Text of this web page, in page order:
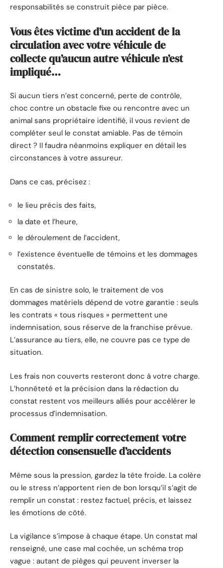
responsabilités se construit pièce par pièce.
Vous êtes victime d’un accident de la
circulation avec votre véhicule de
collecte qu’aucun autre véhicule n’est
impliqué…
Si aucun tiers n’est concerné, perte de contrôle,
choc contre un obstacle fixe ou rencontre avec un
animal sans propriétaire identifié, il vous revient de
compléter seul le constat amiable. Pas de témoin
direct ? Il faudra néanmoins expliquer en détail les
circonstances à votre assureur.
Dans ce cas, précisez :
le lieu précis des faits,
la date et l’heure,
le déroulement de l’accident,
l’existence éventuelle de témoins et les dommages
constatés.
En cas de sinistre solo, le traitement de vos
dommages matériels dépend de votre garantie : seuls
les contrats « tous risques » permettent une
indemnisation, sous réserve de la franchise prévue.
L’assurance au tiers, elle, ne couvre pas ce type de
situation.
Les frais non couverts resteront donc à votre charge.
L’honnêteté et la précision dans la rédaction du
constat restent vos meilleurs alliés pour accélérer le
processus d’indemnisation.
Comment remplir correctement votre
détection consensuelle d’accidents
Même sous la pression, gardez la tête froide. La colère
ou le stress n’apportent rien de bon lorsqu’il s’agit de
remplir un constat : restez factuel, précis, et laissez
les émotions de côté.
La vigilance s’impose à chaque étape. Un constat mal
renseigné, une case mal cochée, un schéma trop
vague : autant de pièges qui peuvent inverser la